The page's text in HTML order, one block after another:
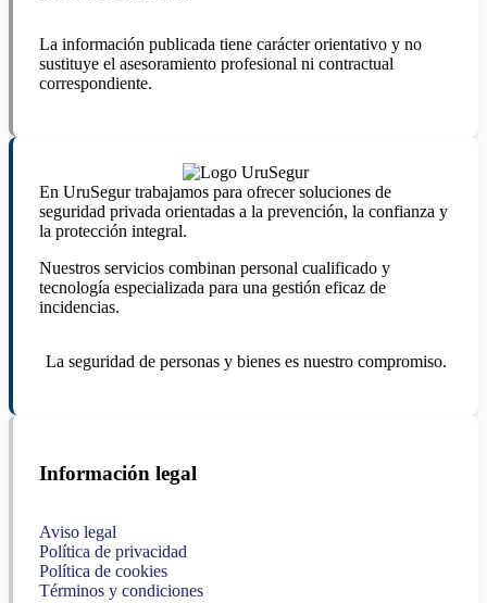
La información publicada tiene carácter orientativo y no
sustituye el asesoramiento profesional ni contractual
correspondiente.
En UruSegur trabajamos para ofrecer soluciones de
seguridad privada orientadas a la prevención, la confianza y
la protección integral.
Nuestros servicios combinan personal cualificado y
tecnología especializada para una gestión eficaz de
incidencias.
La seguridad de personas y bienes es nuestro compromiso.
Información legal
Aviso legal
Política de privacidad
Política de cookies
Términos y condiciones